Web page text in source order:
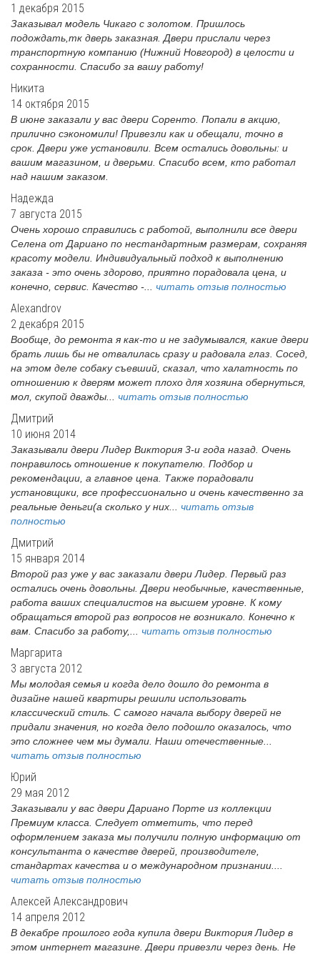
1 декабря 2015
Заказывал модель Чикаго с золотом. Пришлось
подождать,тк дверь заказная. Двери прислали через
транспортную компанию (Нижний Новгород) в целости и
сохранности. Спасибо за вашу работу!
Никита
14 октября 2015
В июне заказали у вас двери Соренто. Попали в акцию,
прилично сэкономили! Привезли как и обещали, точно в
срок. Двери уже установили. Всем остались довольны: и
вашим магазином, и дверьми. Спасибо всем, кто работал
над нашим заказом.
Надежда
7 августа 2015
Очень хорошо справились с работой, выполнили все двери
Селена от Дариано по нестандартным размерам, сохраняя
красоту модели. Индивидуальный подход к выполнению
заказа - это очень здорово, приятно порадовала цена, и
конечно, сервис. Качество -... читать отзыв полностью
Alexandrov
2 декабря 2015
Вообще, до ремонта я как-то и не задумывался, какие двери
брать лишь бы не отвалилась сразу и радовала глаз. Сосед,
на этом деле собаку съевший, сказал, что халатность по
отношению к дверям может плохо для хозяина обернуться,
мол, скупой дважды... читать отзыв полностью
Дмитрий
10 июня 2014
Заказывали двери Лидер Виктория 3-и года назад. Очень
понравилось отношение к покупателю. Подбор и
рекомендации, а главное цена. Также порадовали
установщики, все профессионально и очень качественно за
реальные деньги(а сколько у них... читать отзыв
полностью
Дмитрий
15 января 2014
Второй раз уже у вас заказали двери Лидер. Первый раз
остались очень довольны. Двери необычные, качественные,
работа ваших специалистов на высшем уровне. К кому
обращаться второй раз вопросов не возникало. Конечно к
вам. Спасибо за работу,... читать отзыв полностью
Маргарита
3 августа 2012
Мы молодая семья и когда дело дошло до ремонта в
дизайне нашей квартиры решили использовать
классический стиль. С самого начала выбору дверей не
придали значения, но когда дело подошло оказалось, что
это сложнее чем мы думали. Наши отечественные...
читать отзыв полностью
Юрий
29 мая 2012
Заказывали у вас двери Дариано Порте из коллекции
Премиум класса. Следует отметить, что перед
оформлением заказа мы получили полную информацию от
консультанта о качестве дверей, производителе,
стандартах качества и о международном признании....
читать отзыв полностью
Алексей Александрович
14 апреля 2012
В декабре прошлого года купила двери Виктория Лидер в
этом интернет магазине. Двери привезли через день. Не